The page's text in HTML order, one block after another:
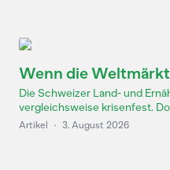
Wenn die
Die Schweizer Land- und
vergleichsweise krisenfest.
Artikel · 3. August 2026